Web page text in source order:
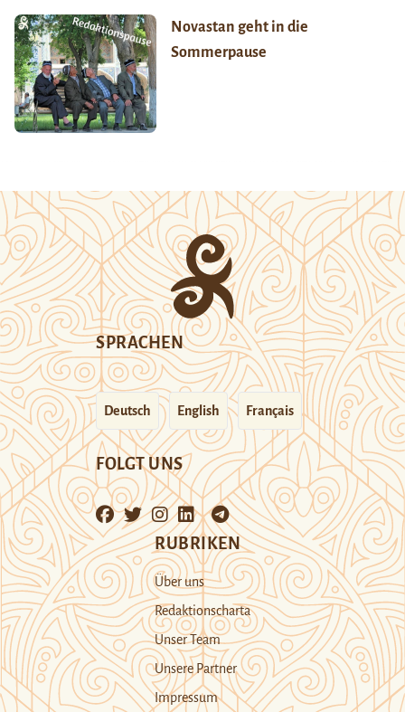
Novastan geht in die
Sommerpause
SPRACHEN
Deutsch English Français
FOLGT UNS
RUBRIKEN
Über uns
Redaktionscharta
Unser Team
Unsere Partner
Impressum